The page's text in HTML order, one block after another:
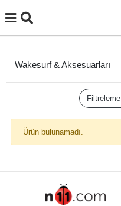
Wakesurf & Aksesuarları
Filtreleme
Ürün bulunamadı.